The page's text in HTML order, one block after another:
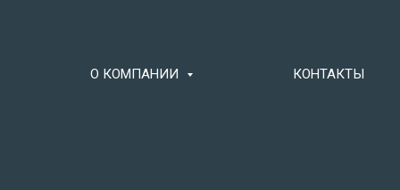
О КОМПАНИИ КОНТАКТЫ